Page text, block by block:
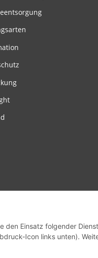
den Einsatz folgender
Icon links unten).